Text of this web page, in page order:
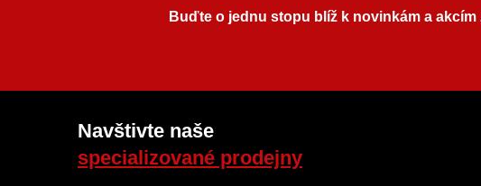
Buďte o jednu stopu blíž k novinkám a akcím
Navštivte naše
specializované prodejny